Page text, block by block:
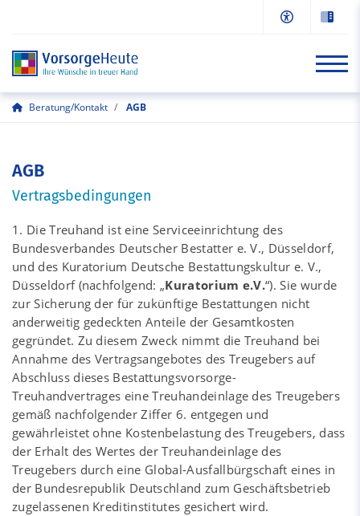
Beratung/Kontakt AGB
AGB
Vertragsbedingungen
1. Die Treuhand ist eine Serviceeinrichtung des
Bundesverbandes Deutscher Bestatter e. V., Düsseldorf,
und des Kuratorium Deutsche Bestattungskultur e. V.,
Düsseldorf (nachfolgend: „Kuratorium e.V.“). Sie wurde
zur Sicherung der für zukünftige Bestattungen nicht
anderweitig gedeckten Anteile der Gesamtkosten
gegründet. Zu diesem Zweck nimmt die Treuhand bei
Annahme des Vertragsangebotes des Treugebers auf
Abschluss dieses Bestattungsvorsorge-
Treuhandvertrages eine Treuhandeinlage des Treugebers
gemäß nachfolgender Ziffer 6. entgegen und
gewährleistet ohne Kostenbelastung des Treugebers, dass
der Erhalt des Wertes der Treuhandeinlage des
Treugebers durch eine Global-Ausfallbürgschaft eines in
der Bundesrepublik Deutschland zum Geschäftsbetrieb
zugelassenen Kreditinstitutes gesichert wird.
Informationen
Online-Antrag
Beratung/Kontakt
So erreichen Sie uns
Fragen & Antworten